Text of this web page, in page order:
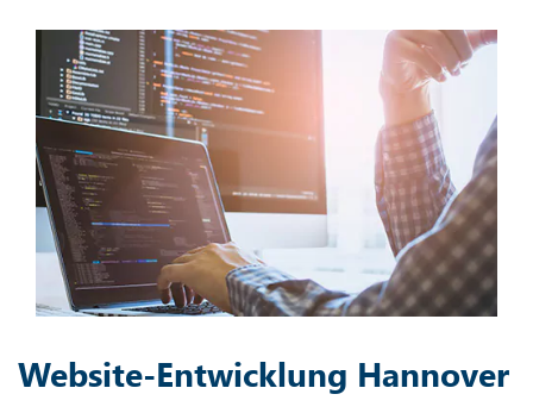
Website-Entwicklung Hannover